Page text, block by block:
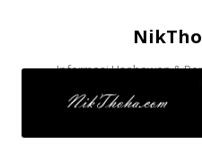
Informasi Usahawan &